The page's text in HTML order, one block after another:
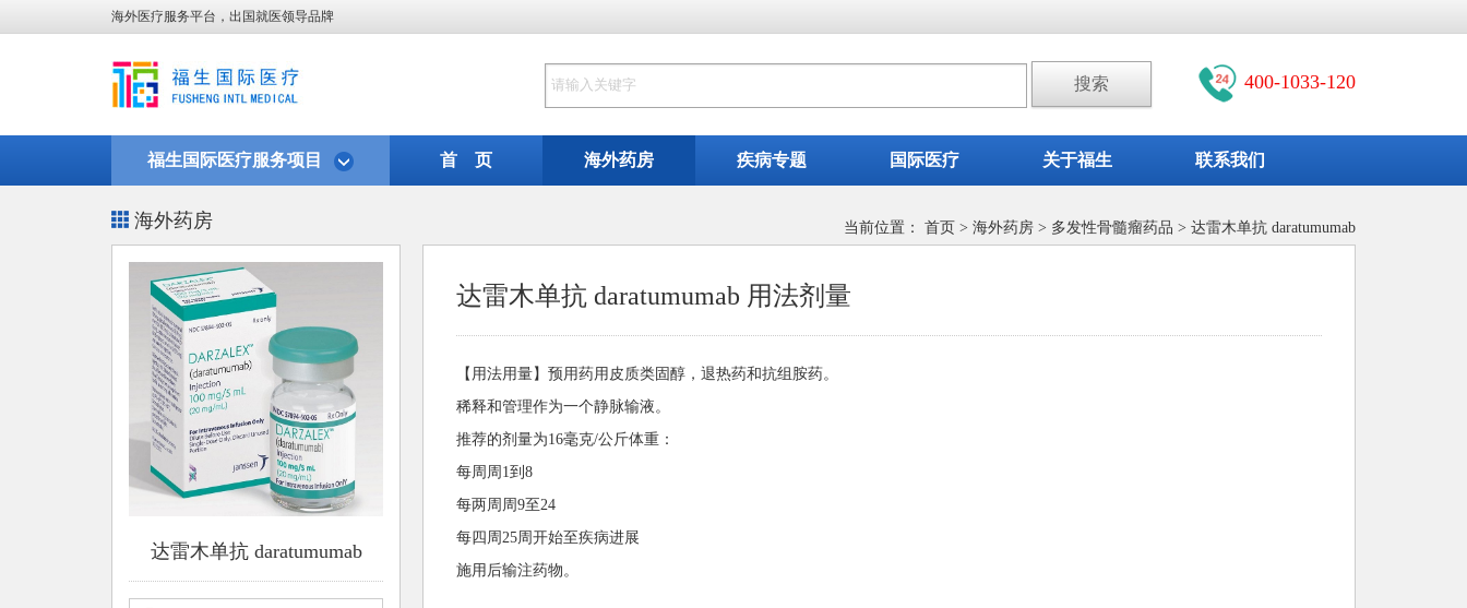
海外医疗服务平台，出国就医领导品牌
400-1033-120
福生国际医疗服务项目 首 页 海外药房 疾病专题 国际医疗 关于福生 联系我们
当前位置： 首页 > 海外药房 > 多发性骨髓瘤药品 > 达雷木单抗 daratumumab
海外药房
达雷木单抗 daratumumab
达雷木单抗 daratumumab 用法剂量
【用法用量】预用药用皮质类固醇，退热药和抗组胺药。
稀释和管理作为一个静脉输液。
推荐的剂量为16毫克/公斤体重：
每周周1到8
每两周周9至24
每四周25周开始至疾病进展
施用后输注药物。